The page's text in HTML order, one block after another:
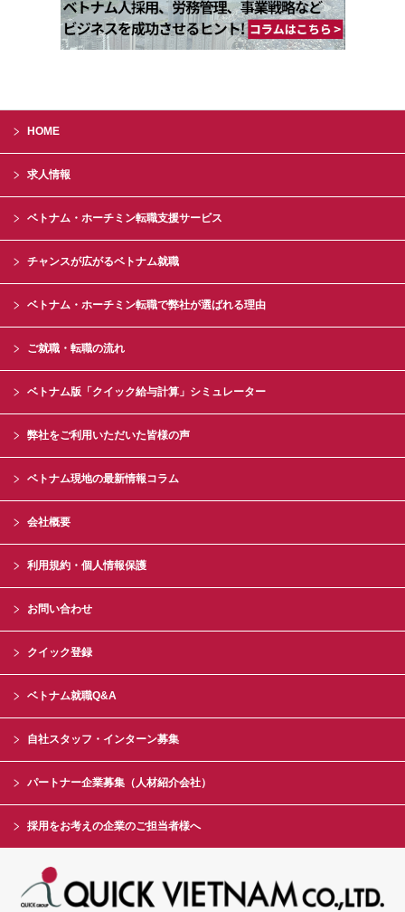
HOME
求人情報
ベトナム・ホーチミン転職支援サービス
チャンスが広がるベトナム就職
ベトナム・ホーチミン転職で弊社が選ばれる理由
ご就職・転職の流れ
ベトナム版「クイック給与計算」シミュレーター
弊社をご利用いただいた皆様の声
ベトナム現地の最新情報コラム
会社概要
利用規約・個人情報保護
お問い合わせ
クイック登録
ベトナム就職Q&A
自社スタッフ・インターン募集
パートナー企業募集（人材紹介会社）
採用をお考えの企業のご担当者様へ